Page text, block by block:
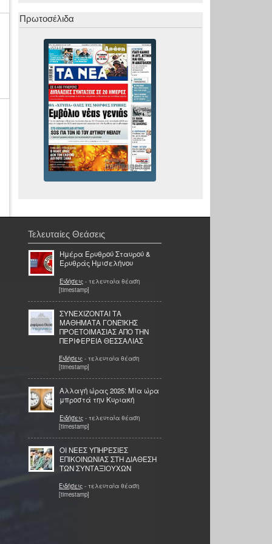
Πρωτοσέλιδα
Τελευταίες Θεάσεις
Ημέρα Ερυθρού Σταυρού &
Ερυθράς Ημισελήνου
Ειδήσεις - τελευταία θέαση
[timestamp]
ΣΥΝΕΧΙΖΟΝΤΑΙ ΤΑ
ΜΑΘΗΜΑΤΑ ΓΟΝΕΪΚΗΣ
ΠΡΟΕΤΟΙΜΑΣΙΑΣ ΑΠΟ ΤΗΝ
ΠΕΡΙΦΕΡΕΙΑ ΘΕΣΣΑΛΙΑΣ
Ειδήσεις - τελευταία θέαση
[timestamp]
Αλλαγή ώρας 2025: Μία ώρα
μπροστά την Κυριακή
Ειδήσεις - τελευταία θέαση
[timestamp]
ΟΙ ΝΕΕΣ ΥΠΗΡΕΣΙΕΣ
ΕΠΙΚΟΙΝΩΝΙΑΣ ΣΤΗ ΔΙΑΘΕΣΗ
ΤΩΝ ΣΥΝΤΑΞΙΟΥΧΩΝ
Ειδήσεις - τελευταία θέαση
[timestamp]